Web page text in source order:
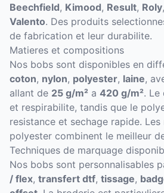
Beechfield, Kimood, Result, Roly,
Valento. Des produits
de fabrication et leur durabilite.
Matieres et compositions
Nos bobs sont disponibles en
coton, nylon, polyester, laine,
allant de 25 g/m² a 420 g/m². Le
et respirabilite, tandis que le
resistance et sechage rapide.
polyester combinent le meilleur
Techniques de marquage
Nos bobs sont personnalisables
/ flex, transfert dtf, tissage,